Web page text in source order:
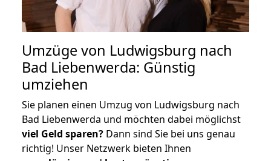
Umzüge von Ludwigsburg nach
Bad Liebenwerda: Günstig
umziehen
Sie planen einen Umzug von Ludwigsburg nach
Bad Liebenwerda und möchten dabei möglichst
viel Geld sparen? Dann sind Sie bei uns genau
richtig! Unser Netzwerk bieten Ihnen